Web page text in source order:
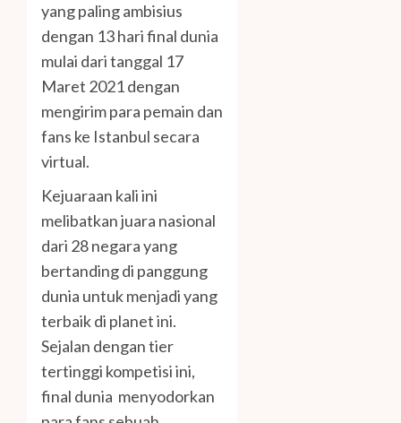
yang paling ambisius
dengan 13 hari final dunia
mulai dari tanggal 17
Maret 2021 dengan
mengirim para pemain dan
fans ke Istanbul secara
virtual.
Kejuaraan kali ini
melibatkan juara nasional
dari 28 negara yang
bertanding di panggung
dunia untuk menjadi yang
terbaik di planet ini.
Sejalan dengan tier
tertinggi kompetisi ini,
final dunia menyodorkan